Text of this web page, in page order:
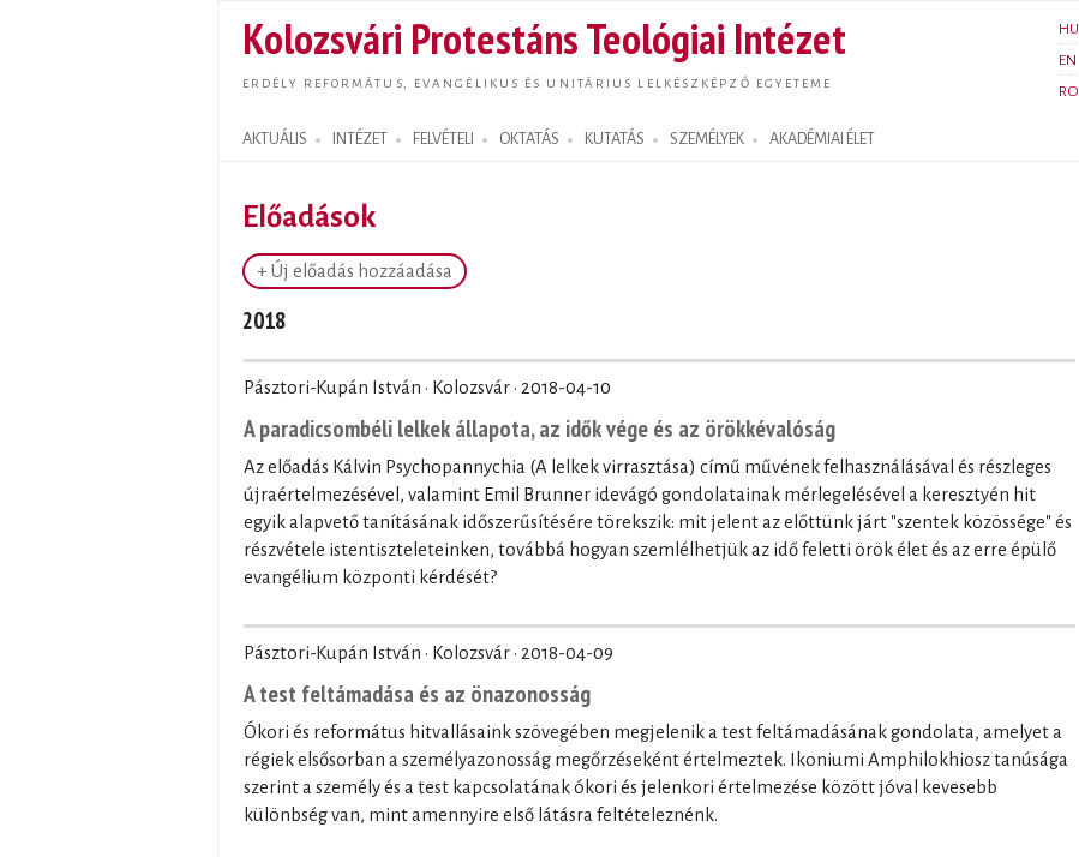
tartalomra
Kolozsvári Protestáns Teológiai Intézet
ERDÉLY REFORMÁTUS, EVANGÉLIKUS ÉS UNITÁRIUS LELKÉSZKÉPZŐ EGYETEME
HU
EN
RO
AKTUÁLIS INTÉZET FELVÉTELI OKTATÁS KUTATÁS SZEMÉLYEK AKADÉMIAI ÉLET
Search form
Előadások
+ Új előadás hozzáadása
2018
Pásztori-Kupán István · Kolozsvár · 2018-04-10
A paradicsombéli lelkek állapota, az idők vége és az örökkévalóság
Az előadás Kálvin Psychopannychia (A lelkek virrasztása) című művének felhasználásával és részleges
újraértelmezésével, valamint Emil Brunner idevágó gondolatainak mérlegelésével a keresztyén hit
egyik alapvető tanításának időszerűsítésére törekszik: mit jelent az előttünk járt "szentek közössége" és
részvétele istentiszteleteinken, továbbá hogyan szemlélhetjük az idő feletti örök élet és az erre épülő
evangélium központi kérdését?
Pásztori-Kupán István · Kolozsvár · 2018-04-09
A test feltámadása és az önazonosság
Ókori és református hitvallásaink szövegében megjelenik a test feltámadásának gondolata, amelyet a
régiek elsősorban a személyazonosság megőrzéseként értelmeztek. Ikoniumi Amphilokhiosz tanúsága
szerint a személy és a test kapcsolatának ókori és jelenkori értelmezése között jóval kevesebb
különbség van, mint amennyire első látásra feltételeznénk.